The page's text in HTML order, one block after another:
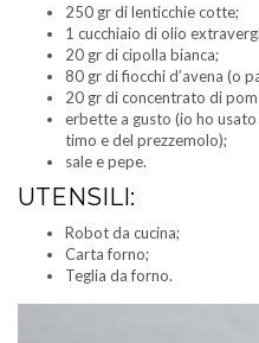
250 gr di lenticchie cotte;
1 cucchiaio di olio
20 gr di cipolla bianca;
80 gr di fiocchi d’avena (o
20 gr di concentrato di
erbette a gusto (io ho
timo e del prezzemolo);
sale e pepe.
UTENSILI:
Robot da cucina;
Carta forno;
Teglia da forno.